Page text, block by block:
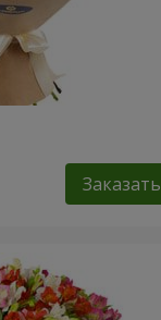
Заказать